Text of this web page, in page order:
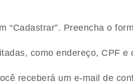
“Cadastrar”. Preencha o
como endereço, CPF e
receberá um e-mail de